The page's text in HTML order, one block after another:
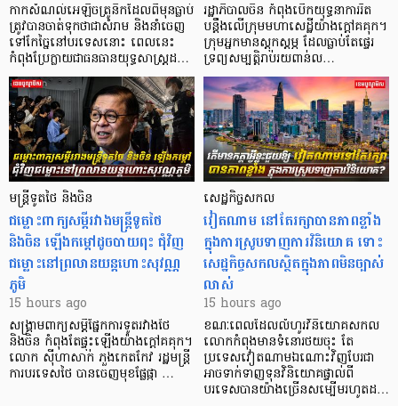
កាក​សំណល់​អេឡិច​ត្រូនិកដែល​ពីមុនធ្លាប់​
ត្រូវបានចាត់ទុកថាជាសំរាម និងនាំចេញ
ទៅកែច្នៃនៅបរទេស​នោះ ពេលនេះ
កំពុងប្រែក្លាយជាធនធានយុទ្ធសាស្ត្រដ…
រដ្ឋាភិបាលចិន កំពុងបើកយុទ្ធនាការរឹត
បន្តឹងលើក្រុមមហាសេដ្ឋី​យ៉ាង​ក្ដៅគគុក។
​ក្រុមអ្នកមានស្ដុកស្ដម្ភ ដែល​ធ្លាប់​តែផ្ទេរ
ទ្រព្យសម្បត្តិរាប់រយពាន់ល…
មន្ត្រីទូតថៃ និងចិន
ជម្លោះពាក្យសម្តីរវាងមន្ត្រីទូតថៃ
និងចិន ឡើងកម្ដៅដូចបាយពុះ ជុំវិញ
ជម្លោះនៅព្រលានយន្តហោះសុវណ្ណ
ភូមិ
15 hours ago
សង្គ្រាមពាក្យសម្តីផ្នែកការទូតរវាងថៃ
និងចិន កំពុងតែផ្ទុះឡើងយ៉ាងក្តៅគគុក។
លោក ស៊ីហាសាក់ ភួងកេតកែវ រដ្ឋមន្ត្រី
ការបរទេសថៃ បានចេញមុខផ្លែផ្កា …
សេដ្ឋកិច្ចសកល
វៀតណាម នៅតែរក្សាបានភាពខ្លាំង
ក្នុងការស្រូបទាញការវិនិយោគ​ ទោះ
សេដ្ឋកិច្ចសកលស្ថិតក្នុងភាពមិនច្បាស់
លាស់
15 hours ago
ខណៈពេលដែលលំហូរវិនិយោគសកល
លោកកំពុងមានទំនោរថយចុះ តែ
ប្រទេសវៀតណាមឯណោះវិញបែរជា
អាចទាក់ទាញទុនវិនិយោគផ្ទាល់ពី
បរទេសបានយ៉ាងច្រើនសម្បើមរហូតដ…